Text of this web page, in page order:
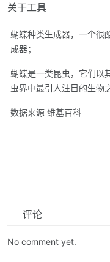
关于工具
蝴蝶种类生成器，一个很
成器；
蝴蝶是一类昆虫，它们以
虫界中最引人注目的生物
数据来源 维基百科
评论
No comment yet.